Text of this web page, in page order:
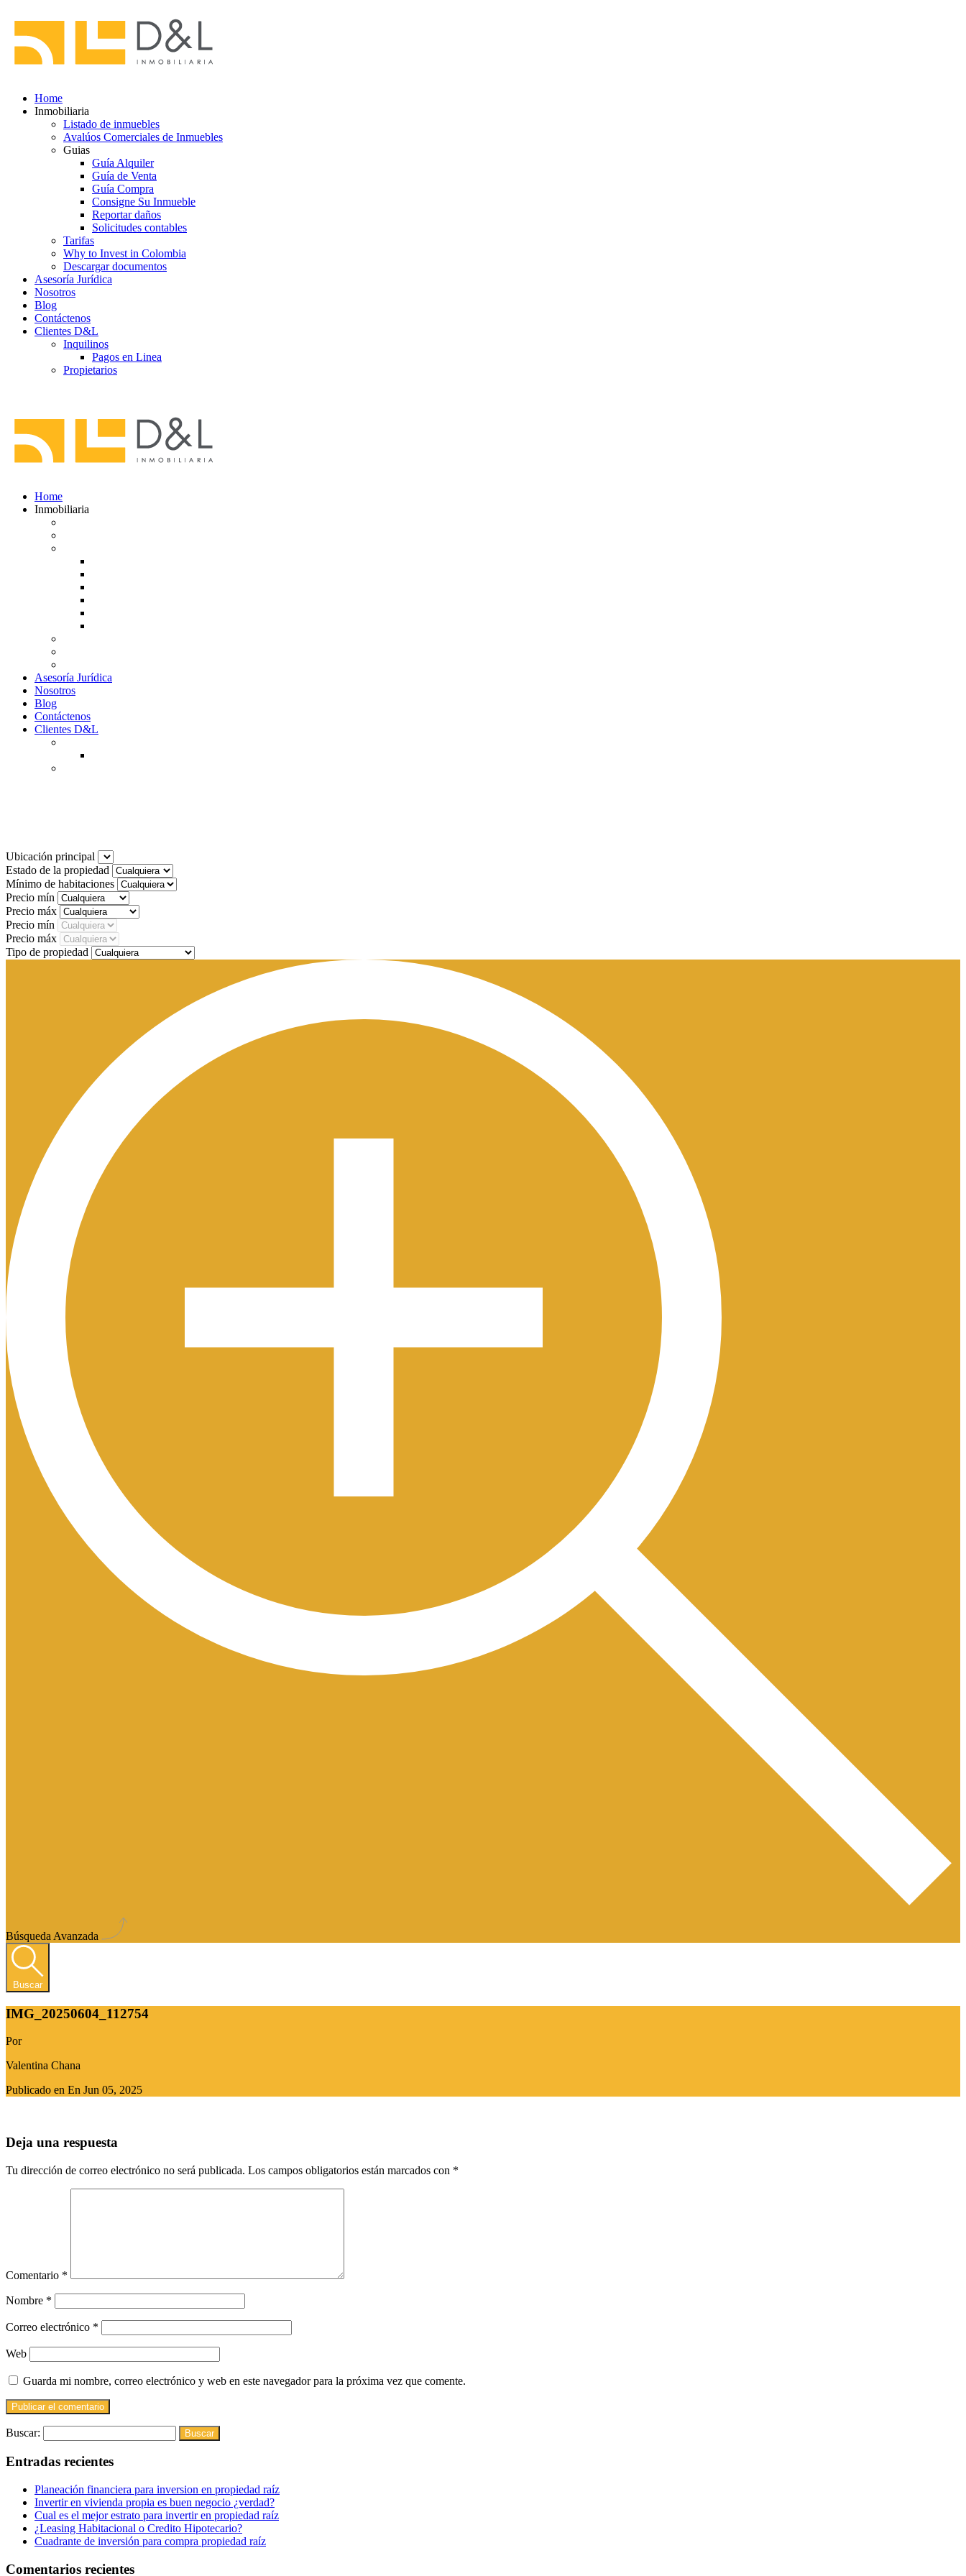
Home
Inmobiliaria
Listado de inmuebles
Avalúos Comerciales de Inmuebles
Guias
Guía Alquiler
Guía de Venta
Guía Compra
Consigne Su Inmueble
Reportar daños
Solicitudes contables
Tarifas
Why to Invest in Colombia
Descargar documentos
Asesoría Jurídica
Nosotros
Blog
Contáctenos
Clientes D&L
Inquilinos
Pagos en Linea
Propietarios
Home
Inmobiliaria
Asesoría Jurídica
Nosotros
Blog
Contáctenos
Clientes D&L
Ubicación principal
Estado de la propiedad
Mínimo de habitaciones
Precio mín
Precio máx
Precio mín
Precio máx
Tipo de propiedad
Búsqueda Avanzada
Buscar
IMG_20250604_112754
Por
Valentina Chana
Publicado en En Jun 05, 2025
Deja una respuesta
Tu dirección de correo electrónico no será publicada. Los campos obligatorios están marcados con *
Comentario *
Nombre *
Correo electrónico *
Web
Guarda mi nombre, correo electrónico y web en este navegador para la próxima vez que comente.
Buscar:
Entradas recientes
Planeación financiera para inversion en propiedad raíz
Invertir en vivienda propia es buen negocio ¿verdad?
Cual es el mejor estrato para invertir en propiedad raíz
¿Leasing Habitacional o Credito Hipotecario?
Cuadrante de inversión para compra propiedad raíz
Comentarios recientes